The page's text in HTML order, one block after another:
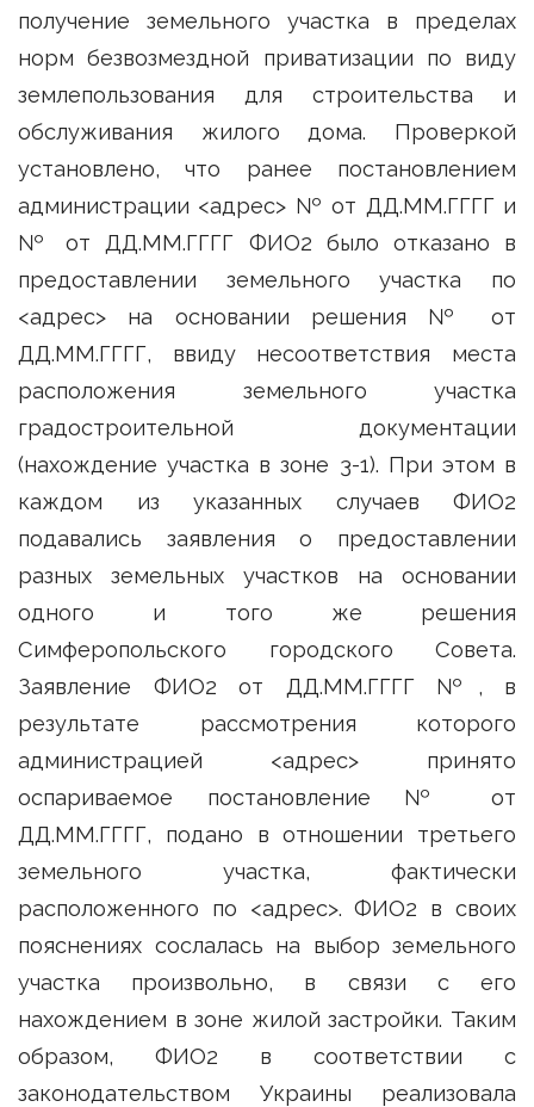
получение земельного участка в пределах
норм безвозмездной приватизации по виду
землепользования для строительства и
обслуживания жилого дома. Проверкой
установлено, что ранее постановлением
администрации <адрес> № от ДД.ММ.ГГГГ и
№ от ДД.ММ.ГГГГ ФИО2 было отказано в
предоставлении земельного участка по
<адрес> на основании решения № от
ДД.ММ.ГГГГ, ввиду несоответствия места
расположения земельного участка
градостроительной документации
(нахождение участка в зоне 3-1). При этом в
каждом из указанных случаев ФИО2
подавались заявления о предоставлении
разных земельных участков на основании
одного и того же решения
Симферопольского городского Совета.
Заявление ФИО2 от ДД.ММ.ГГГГ №, в
результате рассмотрения которого
администрацией <адрес> принято
оспариваемое постановление № от
ДД.ММ.ГГГГ, подано в отношении третьего
земельного участка, фактически
расположенного по <адрес>. ФИО2 в своих
пояснениях сослалась на выбор земельного
участка произвольно, в связи с его
нахождением в зоне жилой застройки. Таким
образом, ФИО2 в соответствии с
законодательством Украины реализовала